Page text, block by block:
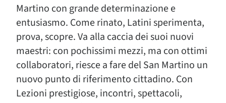
Martino con grande determinazione e
entusiasmo. Come rinato, Latini sperimenta,
prova, scopre. Va alla caccia dei suoi nuovi
maestri: con pochissimi mezzi, ma con ottimi
collaboratori, riesce a fare del San Martino un
nuovo punto di riferimento cittadino. Con
Lezioni prestigiose, incontri, spettacoli,